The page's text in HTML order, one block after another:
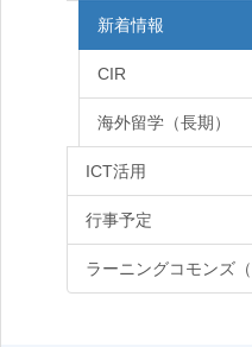
新着情報
CIR
海外留学（長期）
ICT活用
行事予定
ラーニングコモンズ（